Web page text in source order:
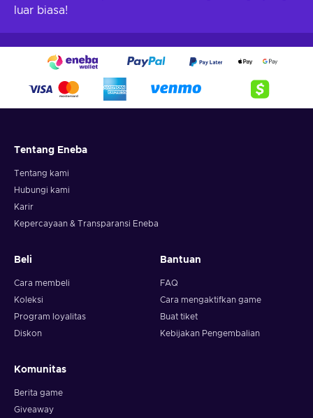
luar biasa!
Tentang Eneba
Tentang kami
Hubungi kami
Karir
Kepercayaan & Transparansi Eneba
Beli
Cara membeli
Koleksi
Program loyalitas
Diskon
Bantuan
FAQ
Cara mengaktifkan game
Buat tiket
Kebijakan Pengembalian
Komunitas
Berita game
Giveaway